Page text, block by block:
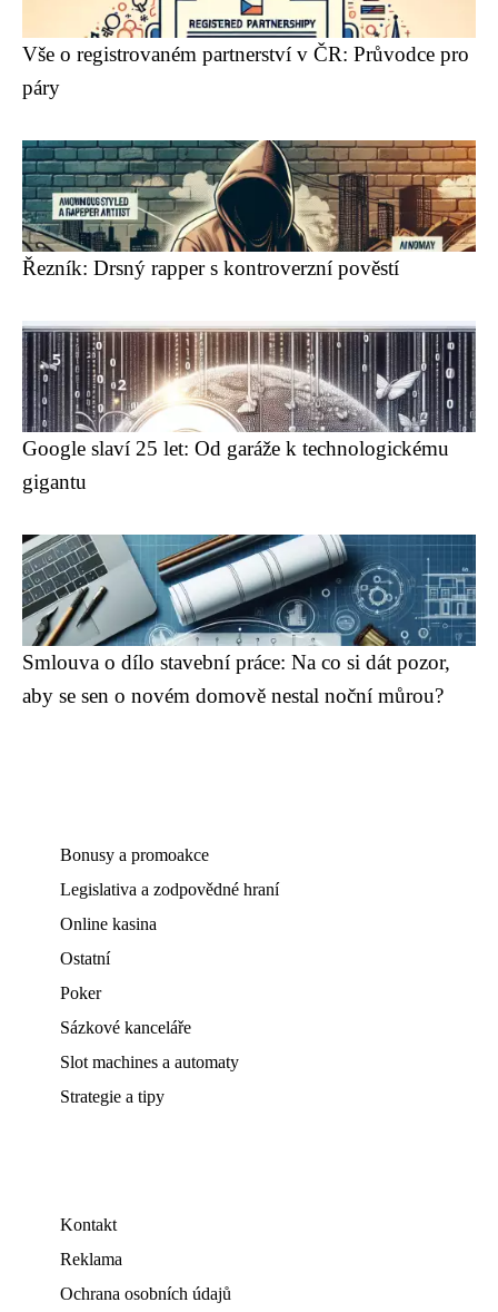
Vše o registrovaném partnerství v ČR: Průvodce pro
páry
Řezník: Drsný rapper s kontroverzní pověstí
Google slaví 25 let: Od garáže k technologickému
gigantu
Smlouva o dílo stavební práce: Na co si dát pozor,
aby se sen o novém domově nestal noční můrou?
Bonusy a promoakce
Legislativa a zodpovědné hraní
Online kasina
Ostatní
Poker
Sázkové kanceláře
Slot machines a automaty
Strategie a tipy
Kontakt
Reklama
Ochrana osobních údajů